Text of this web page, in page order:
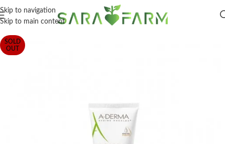
Skip to navigation
Skip to main content
SOLD
OUT